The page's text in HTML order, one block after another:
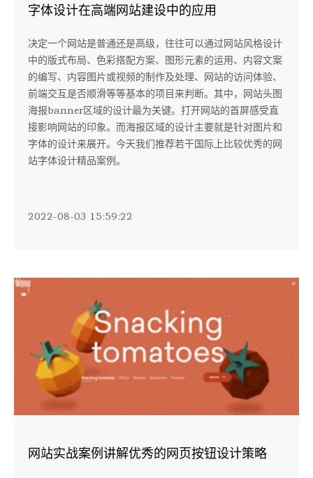
字体设计在高端网站建设中的应用
决定一个网站是普通还是高级，往往可以通过网站风格设计
中的版式布局、色彩搭配方案、图形元素的运用、内容文案
的编写、内容图片或视频的制作及处理、网站的访问体验、
前端交互是否顺滑等等基本的项目来判断。其中，网站头图
海报banner区域的设计最为关键。打开网站的首屏感受直
接影响网站的印象。而海报区域的设计主要就是针对图片和
字体的设计来展开。今天我们推荐若干国际上比较优秀的网
站字体设计精品案例。
2022-08-03 15:59:22
网站实战案例讲解优秀的网页按钮设计策略